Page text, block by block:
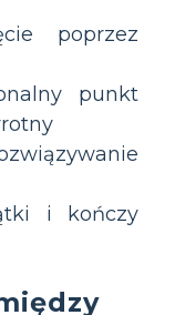
poprzez
punkt
i kończy